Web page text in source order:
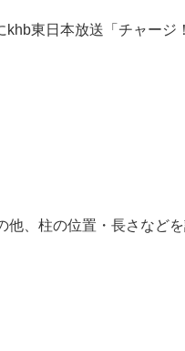
東日本放送「チャージ
、柱の位置・長さなど